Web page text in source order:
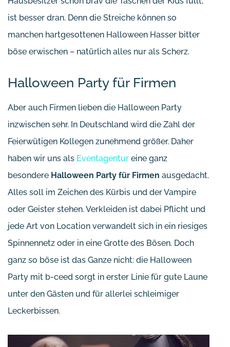
ist besser dran. Denn die Streiche können so
manchen hartgesottenen Halloween Hasser bitter
böse erwischen – natürlich alles nur als Scherz.
Halloween Party für Firmen
Aber auch Firmen lieben die Halloween Party
inzwischen sehr. In Deutschland wird die Zahl der
Feierwütigen Kollegen zunehmend größer. Daher
haben wir uns als Eventagentur eine ganz
besondere Halloween Party für Firmen ausgedacht.
Alles soll im Zeichen des Kürbis und der Vampire
oder Geister stehen. Verkleiden ist dabei Pflicht und
jede Art von Location verwandelt sich in ein riesiges
Spinnennetz oder in eine Grotte des Bösen. Doch
ganz so böse ist das Ganze nicht: die Halloween
Party mit b-ceed sorgt in erster Linie für gute Laune
unter den Gästen und für allerlei schleimiger
Leckerbissen.